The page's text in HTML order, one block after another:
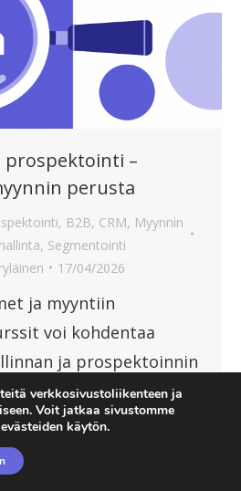
prospektointi –
perusta
, B2B, CRM, Myynnin
, Segmentointi
17/04/2026
ja myyntiin
voi kohdentaa
ja prospektoinnin
toimiva ratkaisu.
verkkosivustoliikenteen ja
Voit jatkaa sivustomme
käytön.